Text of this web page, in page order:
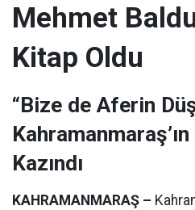
Mehmet
Kitap Oldu
“Bize de Aferin
Kazındı
KAHRAMANMARAŞ –